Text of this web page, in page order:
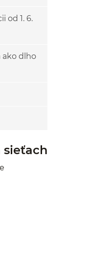
od 1. 6.
ako dlho
sieťach